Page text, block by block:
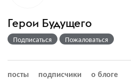
Герои Будущего
Подписаться Пожаловаться
посты подписчики о блоге